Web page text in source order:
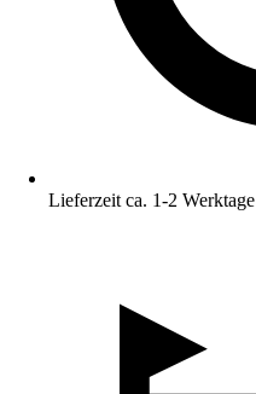
Lieferzeit ca. 1-2 Werktage